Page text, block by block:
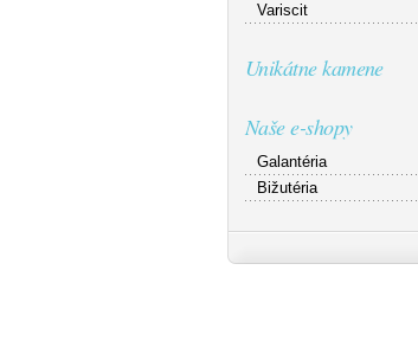
Variscit
Unikátne kamene
Naše e-shopy
Galantéria
Bižutéria